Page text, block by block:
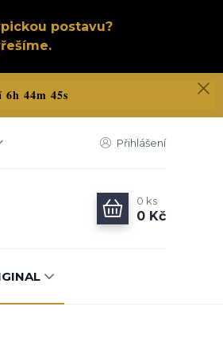
postavu?
6h 44m 45s
Přihlášení
0 ks
0 Kč